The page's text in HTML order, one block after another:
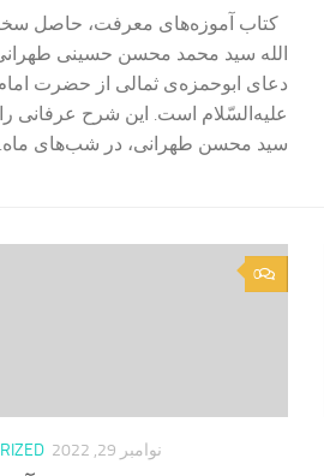
کتاب آموزه‌های معرفت، حاصل
الله سید محمد محسن حسینی
دعای ابوحمزه‌ی ثمالی از حضرت
علیه‌السّلام است. این شرح عرفانی
سید محسن طهرانی، در شب‌های ماه...
0
نوامبر 29, 2022